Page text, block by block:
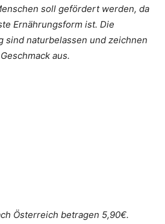
soll gefördert werden, da
Ernährungsform ist. Die
sind naturbelassen und zeichnen
aus.
Österreich betragen 5,90€.